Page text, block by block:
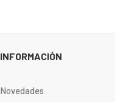
INFORMACIÓN
Novedades